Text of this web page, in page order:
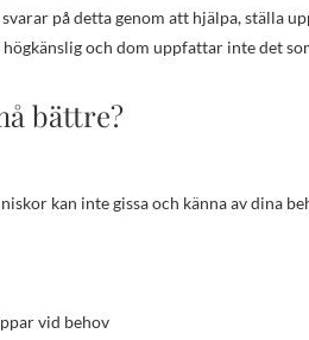
på detta genom att hjälpa, ställa
och dom uppfattar inte det
bättre?
kan inte gissa och känna av dina
vid behov